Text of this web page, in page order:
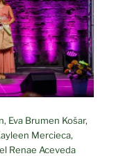
Eva Brumen Košar,
Mercieca,
Renae Aceveda